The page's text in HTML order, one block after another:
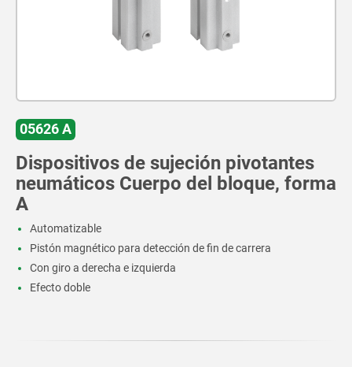
05626 A
Dispositivos de sujeción pivotantes
neumáticos Cuerpo del bloque, forma
A
Automatizable
Pistón magnético para detección de fin de carrera
Con giro a derecha e izquierda
Efecto doble